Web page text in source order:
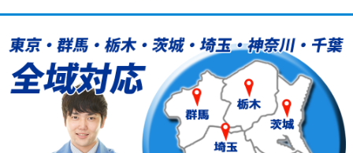
業)
給水管工事※（塩ビ管（VP・HI）使
用/3ｍまで)
33,000円
給水管工事※（塩ビ管（VP・HI）使
用（追加）/3ｍ超え)
+8,800円
給水管工事※（ライニング鋼管・銅
44,000円